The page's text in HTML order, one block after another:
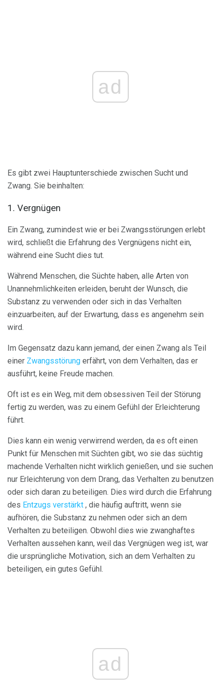
ad
Es gibt zwei Hauptunterschiede zwischen Sucht und
Zwang. Sie beinhalten:
1. Vergnügen
Ein Zwang, zumindest wie er bei Zwangsstörungen erlebt
wird, schließt die Erfahrung des Vergnügens nicht ein,
während eine Sucht dies tut.
Während Menschen, die Süchte haben, alle Arten von
Unannehmlichkeiten erleiden, beruht der Wunsch, die
Substanz zu verwenden oder sich in das Verhalten
einzuarbeiten, auf der Erwartung, dass es angenehm sein
wird.
Im Gegensatz dazu kann jemand, der einen Zwang als Teil
einer Zwangsstörung erfährt, von dem Verhalten, das er
ausführt, keine Freude machen.
Oft ist es ein Weg, mit dem obsessiven Teil der Störung
fertig zu werden, was zu einem Gefühl der Erleichterung
führt.
Dies kann ein wenig verwirrend werden, da es oft einen
Punkt für Menschen mit Süchten gibt, wo sie das süchtig
machende Verhalten nicht wirklich genießen, und sie suchen
nur Erleichterung von dem Drang, das Verhalten zu benutzen
oder sich daran zu beteiligen. Dies wird durch die Erfahrung
des Entzugs verstärkt , die häufig auftritt, wenn sie
aufhören, die Substanz zu nehmen oder sich an dem
Verhalten zu beteiligen. Obwohl dies wie zwanghaftes
Verhalten aussehen kann, weil das Vergnügen weg ist, war
die ursprüngliche Motivation, sich an dem Verhalten zu
beteiligen, ein gutes Gefühl.
ad